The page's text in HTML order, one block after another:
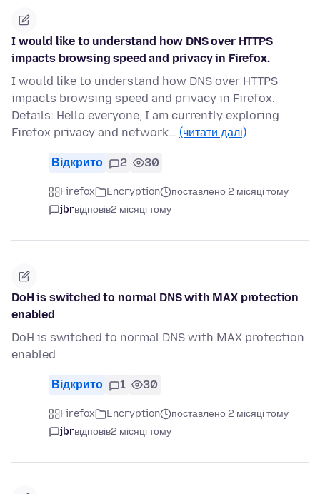
I would like to understand how DNS over HTTPS
impacts browsing speed and privacy in Firefox.
I would like to understand how DNS over HTTPS
impacts browsing speed and privacy in Firefox.
Details: Hello everyone, I am currently exploring
Firefox privacy and network… (читати далі)
Відкрито 2 30
Firefox Encryption
поставлено 2 місяці тому
jbrвідповів2 місяці тому
DoH is switched to normal DNS with MAX protection
enabled
DoH is switched to normal DNS with MAX protection
enabled
Відкрито 1 30
Firefox Encryption
поставлено 2 місяці тому
jbrвідповів2 місяці тому